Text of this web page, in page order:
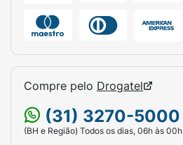
Compre pelo Drogatel
(31) 3270-5000
(BH e Região) Todos os dias, 06h às 00h